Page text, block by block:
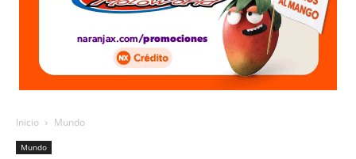
Inicio Mundo
Mundo